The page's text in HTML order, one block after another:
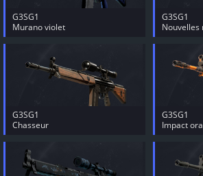
G3SG1
Murano violet
G3SG1
Nouvelles
G3SG1
Chasseur
G3SG1
Impact